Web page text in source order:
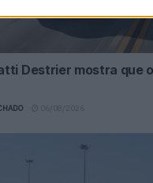
Destrier mostra que